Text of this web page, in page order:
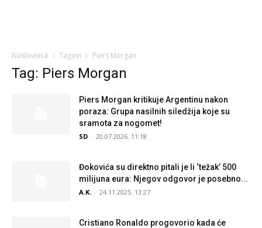
Naslovnica Tagovi Piers Morgan
Tag: Piers Morgan
Piers Morgan kritikuje Argentinu nakon
poraza: Grupa nasilnih siledžija koje su
sramota za nogomet!
SD - 20.07.2026. 11:18
Đokovića su direktno pitali je li ‘težak’ 500
milijuna eura: Njegov odgovor je posebno...
A.K. - 24.11.2025. 13:27
Cristiano Ronaldo progovorio kada će